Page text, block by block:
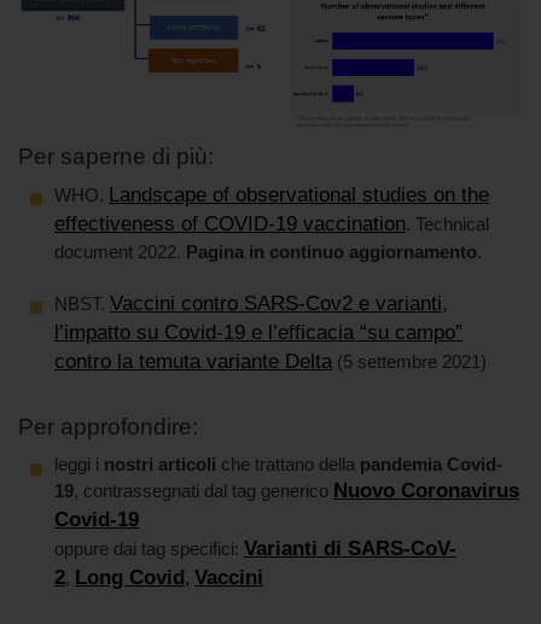
Per saperne di più:
WHO. Landscape of observational studies on the
effectiveness of COVID-19 vaccination. Technical
document 2022. Pagina in continuo aggiornamento.
NBST. Vaccini contro SARS-Cov2 e varianti,
l’impatto su Covid-19 e l’efficacia “su campo”
contro la temuta variante Delta (5 settembre 2021)
Per approfondire:
leggi i nostri articoli che trattano della pandemia Covid-
19, contrassegnati dal tag generico Nuovo Coronavirus
Covid-19
oppure dai tag specifici: Varianti di SARS-CoV-
2, Long Covid , Vaccini